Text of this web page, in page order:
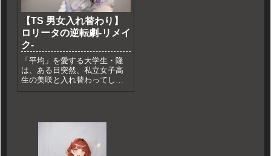
【TS 男女入れ替わり】
ロリータの逆転劇-リメイ
ク-
「平均」を愛する大学生・隆
は、ある日突然、私立女子高
生の美咲と入れ替わってしま
う。鏡の中にいたのは、豪華
咲。二人の絶望的な演劇が幕